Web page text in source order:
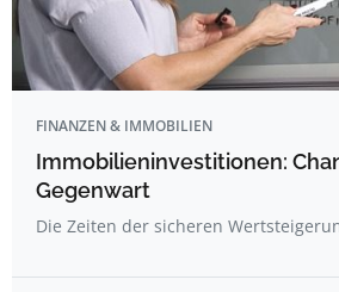
FINANZEN & IMMOBILIEN
Immobilieninvestitionen:
Gegenwart
Die Zeiten der sicheren